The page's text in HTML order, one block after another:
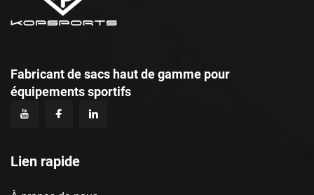
Fabricant de sacs haut de gamme pour
équipements sportifs
Lien rapide